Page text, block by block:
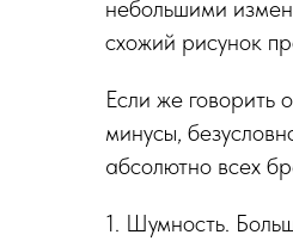
небольшими
схожий рисунок
Если же говорить
минусы,
абсолютно всех
1. Шумность.